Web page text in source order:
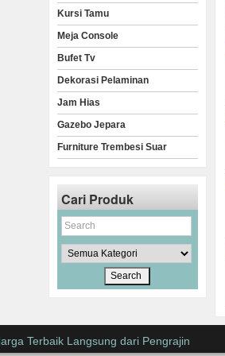
Kursi Tamu
Meja Console
Bufet Tv
Dekorasi Pelaminan
Jam Hias
Gazebo Jepara
Furniture Trembesi Suar
Cari Produk
Terbaik Langsung dari Pengrajin